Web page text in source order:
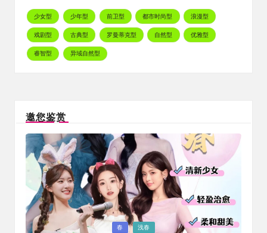
少女型 少年型 前卫型 都市时尚型 浪漫型
戏剧型 古典型 罗曼蒂克型 自然型 优雅型
睿智型 异域自然型
邀您鉴赏
Posted
春 浅春